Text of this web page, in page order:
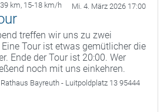
km, 15-18 km/h Mi. 4. März 2026 17:00
treffen wir uns zu zwei
Tour ist etwas gemütlicher die
Ende der Tour ist 20:00. Wer
noch mit uns einkehren.
Bayreuth - Luitpoldplatz 13 95444